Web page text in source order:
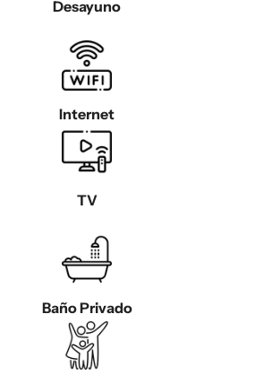
Desayuno
Internet
TV
Baño Privado